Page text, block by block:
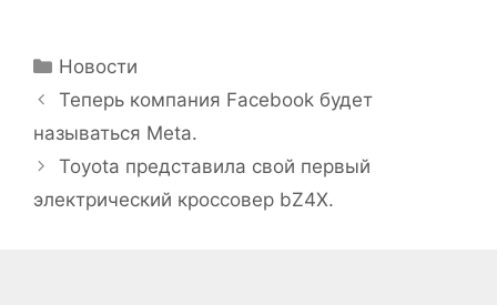
Рубрики
Новости
Теперь компания Facebook будет
называться Meta.
Toyota представила свой первый
электрический кроссовер bZ4X.